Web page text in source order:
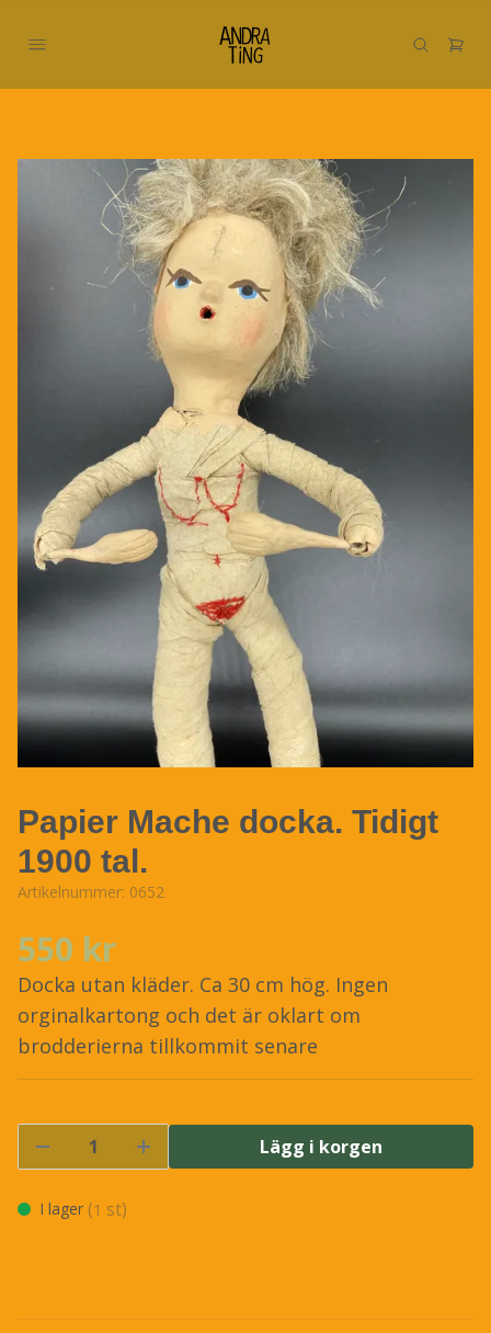
Papier Mache docka. Tidigt
1900 tal.
Artikelnummer: 0652
550 kr
Docka utan kläder. Ca 30 cm hög. Ingen
orginalkartong och det är oklart om
brodderierna tillkommit senare
Lägg i korgen
I lager (1 st)